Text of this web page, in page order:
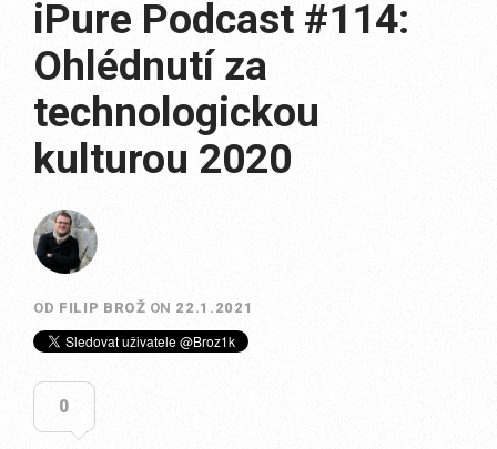
iPure Podcast #114:
Ohlédnutí za
technologickou
kulturou 2020
OD FILIP BROŽ ON 22.1.2021
0